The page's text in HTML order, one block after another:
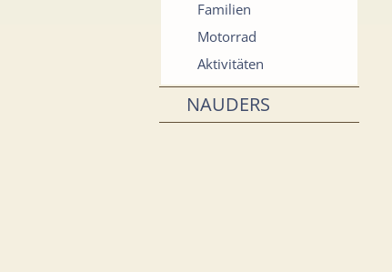
Familien
Motorrad
Aktivitäten
NAUDERS